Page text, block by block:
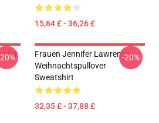
15,64 £ - 36,26 £
Frauen Jennifer Lawrence
Weihnachtspullover
Sweatshirt
32,35 £ - 37,88 £
-20%